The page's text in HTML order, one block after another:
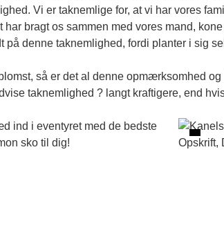
Vi er taknemlige for, at vi har vores
bragt os sammen med vores mand,
denne taknemlighed, fordi planter i sig
så er det al denne opmærksomhed
taknemlighed ? langt kraftigere, end